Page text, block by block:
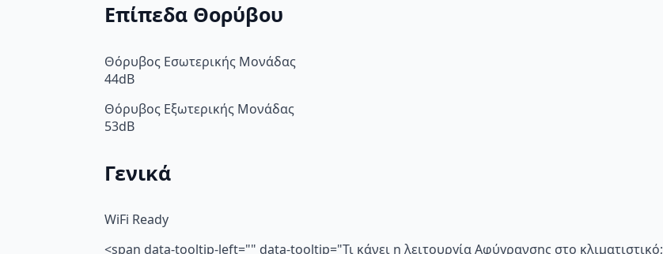
Επίπεδα Θορύβου
Θόρυβος Εσωτερικής Μονάδας
44dB
Θόρυβος Εξωτερικής Μονάδας
53dB
Γενικά
WiFi Ready
<span data-tooltip-left="" data-tooltip="Τι κάνει η λειτουργία Αφύγρανσης στο κλιματιστικό;